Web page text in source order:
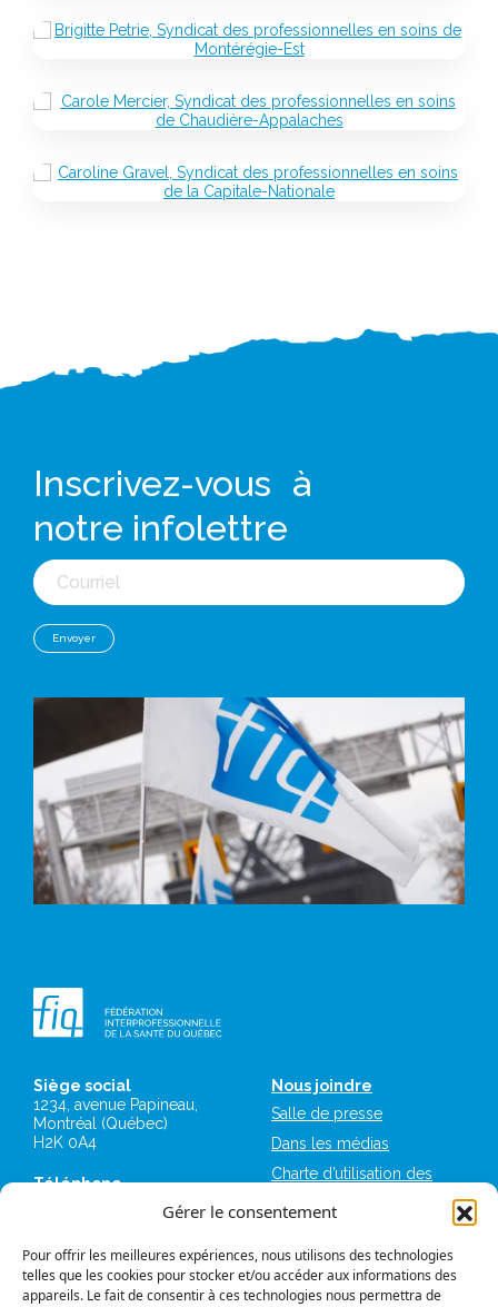
Gérer le consentement
Pour offrir les meilleures expériences, nous utilisons des technologies
telles que les cookies pour stocker et/ou accéder aux informations des
appareils. Le fait de consentir à ces technologies nous permettra de
Inscrivez-vous à
notre infolettre
Courriel
Envoyer
Siège social
1234, avenue Papineau,
Montréal (Québec)
H2K 0A4
Téléphone
Télécopieur
514 987-7273
1 877 987-7273
Nous joindre
Salle de presse
Dans les médias
Charte d’utilisation des
de la FIQ
Logos et normes
graphiques